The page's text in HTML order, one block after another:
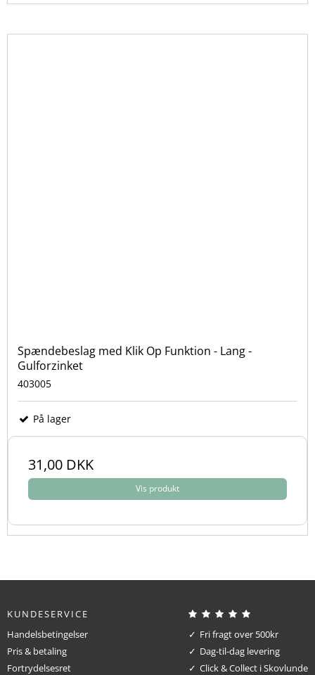
Spændebeslag med Klik Op Funktion - Lang -
Gulforzinket
403005
På lager
31,00 DKK
Vis produkt
KUNDESERVICE
Handelsbetingelser
Pris & betaling
Fortrydelsesret
Fri fragt over 500kr
Dag-til-dag levering
Click & Collect i Skovlunde